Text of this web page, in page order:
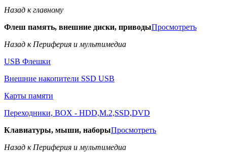
Назад к главному
Флеш память, внешние диски, приводыПросмотреть
Назад к Периферия и мультимедиа
USB Флешки
Внешние накопители SSD USB
Карты памяти
Переходники, BOX - HDD,M.2,SSD,DVD
Клавиатуры, мыши, наборыПросмотреть
Назад к Периферия и мультимедиа